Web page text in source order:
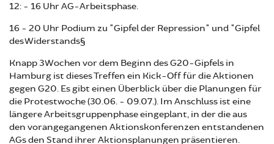
12: - 16 Uhr AG-Arbeitsphase.
16 - 20 Uhr Podium zu "Gipfel der Repression" und "Gipfel
des Widerstands§
Knapp 3 Wochen vor dem Beginn des G20-Gipfels in
Hamburg ist dieses Treffen ein Kick-Off für die Aktionen
gegen G20. Es gibt einen Überblick über die Planungen für
die Protestwoche (30.06. - 09.07.). Im Anschluss ist eine
längere Arbeitsgruppenphase eingeplant, in der die aus
den vorangegangenen Aktionskonferenzen entstandenen
AGs den Stand ihrer Aktionsplanungen präsentieren.